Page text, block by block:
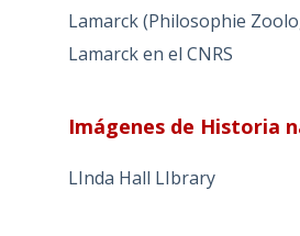
Lamarck (Philosophie
Lamarck en el CNRS
Imágenes de Historia
LInda Hall LIbrary